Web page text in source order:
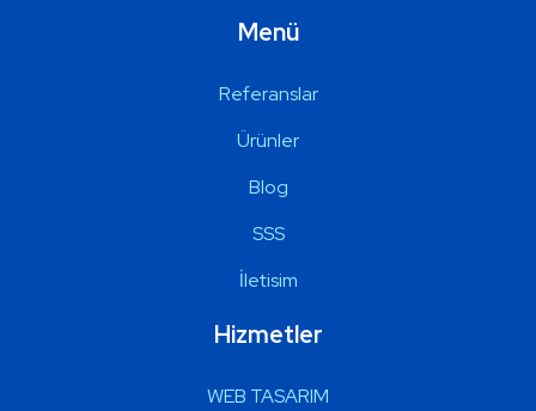
Menü
Referanslar
Ürünler
Blog
SSS
İletisim
Hizmetler
WEB TASARIM